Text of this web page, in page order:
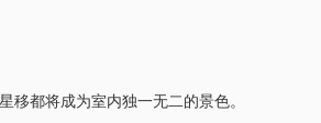
移都将成为室内独一无二的景色。